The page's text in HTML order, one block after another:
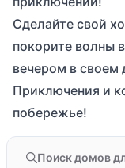
Сделайте свой
покорите волны
вечером в своем
Приключения и
побережье!
Поиск домов